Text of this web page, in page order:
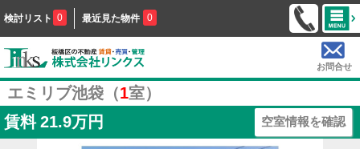
検討リスト 0 最近見た物件 0
お問合せ
エミリブ池袋（1室）
賃料 21.9万円 空室情報を確認